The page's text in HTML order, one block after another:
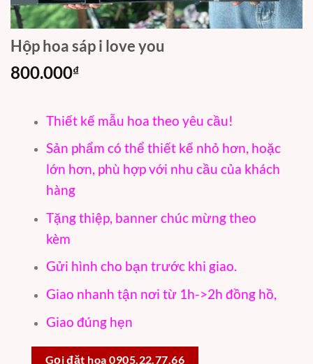
Hộp hoa sáp i love you
800.000₫
Thiết kế mẫu hoa theo yêu cầu!
Sản phẩm có thể thiết kế nhỏ hơn, hoặc
lớn hơn, phù hợp với nhu cầu của khách
hàng
Tặng thiệp, banner chúc mừng theo
kèm
Gửi hình cho bạn trước khi giao.
Giao nhanh tận nơi từ 1h->2h đồng hồ,
Giao đúng hẹn
Gọi đặt hoa 0905.22.77.66